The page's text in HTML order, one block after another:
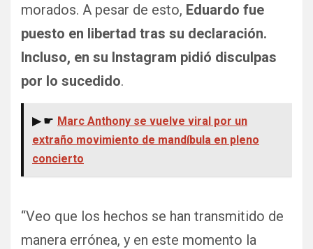
morados. A pesar de esto, Eduardo fue
puesto en libertad tras su declaración.
Incluso, en su Instagram pidió disculpas
por lo sucedido.
▶ ☛ Marc Anthony se vuelve viral por un
extraño movimiento de mandíbula en pleno
concierto
“Veo que los hechos se han transmitido de
manera errónea, y en este momento la